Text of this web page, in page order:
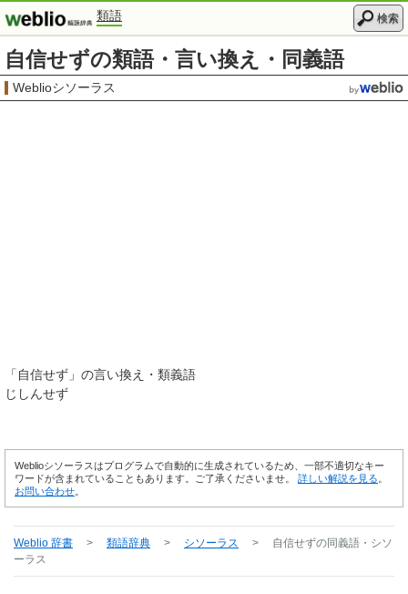
類語 検索
自信せずの類語・言い換え・同義語
Weblioシソーラス
「 自信せず 」の言い換え・類義語
じしんせず
Weblioシソーラスはプログラムで自動的に生成されているため、一部不適切なキー
ワードが含まれていることもあります。ご了承くださいませ。 詳しい解説を見る
お問い合わせ
Weblio 辞書 > 類語辞典 > シソーラス > 自信せずの同義語・シソ
ーラス